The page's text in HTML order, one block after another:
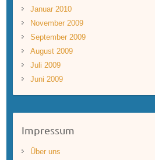
Januar 2010
November 2009
September 2009
August 2009
Juli 2009
Juni 2009
Impressum
Über uns